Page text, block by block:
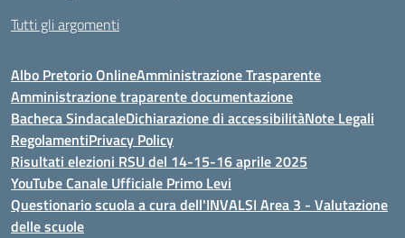
Tutti gli argomenti
Albo Pretorio OnlineAmministrazione Trasparente
Amministrazione traparente documentazione
Bacheca SindacaleDichiarazione di accessibilitàNote Legali
RegolamentiPrivacy Policy
Risultati elezioni RSU del 14-15-16 aprile 2025
YouTube Canale Ufficiale Primo Levi
Questionario scuola a cura dell'INVALSI Area 3 - Valutazione
delle scuole